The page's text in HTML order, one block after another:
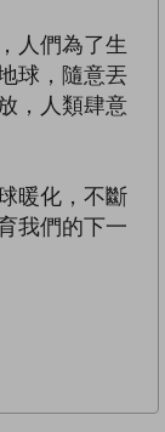
人們為了生
球，隨意丟
，人類肆意
暖化，不斷
我們的下一